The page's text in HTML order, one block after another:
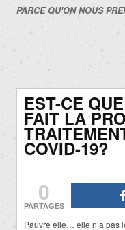
PARCE QU'ON NOUS
EST-CE
FAIT LA
COVID-19?
0
PARTAGES
Pauvre elle… elle n’a pas